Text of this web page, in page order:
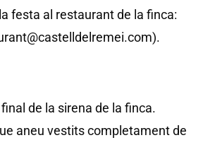
festa al restaurant de la finca:
de la sirena de la finca.
aneu vestits completament de